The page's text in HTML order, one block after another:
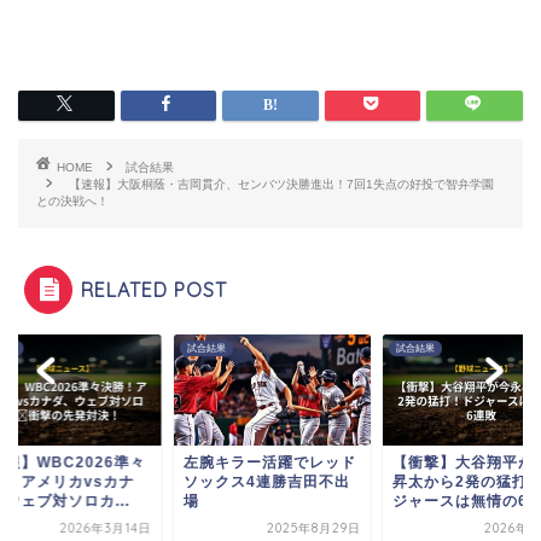
HOME
試合結果
【速報】大阪桐蔭・吉岡貫介、センバツ決勝進出！7回1失点の好投で智弁学園
との決戦へ！
RELATED POST
報】WBC2026準々
！アメリカvsカナ
ウェブ対ソロカ...
2026年3月14日
試合結果
左腕キラー活躍でレッド
ソックス4連勝吉田不出
場
2025年8月29日
試合結果
【衝撃】大谷翔平が
昇太から2発の猛打
ジャースは無情の6
2026年8